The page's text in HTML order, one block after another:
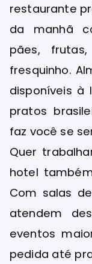
restaurante
da manhã
pães,
fresquinho.
disponíveis
pratos
faz você se
Quer
hotel
Com salas
atendem
eventos
pedida até